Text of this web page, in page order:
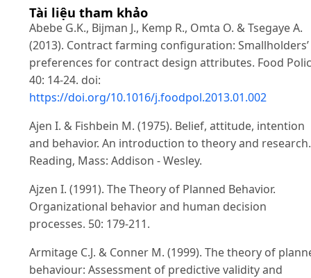
Tài liệu tham khảo
Abebe G.K., Bijman J., Kemp R., Omta O. & Tsegaye A.
(2013). Contract farming configuration: Smallholders’
preferences for contract design attributes. Food
40: 14-24. doi:
https://doi.org/10.1016/j.foodpol.2013.01.002
Ajen I. & Fishbein M. (1975). Belief, attitude, intention
and behavior. An introduction to theory and research.
Reading, Mass: Addison - Wesley.
Ajzen I. (1991). The Theory of Planned Behavior.
Organizational behavior and human decision
processes. 50: 179-211.
Armitage C.J. & Conner M. (1999). The theory of
behaviour: Assessment of predictive validity and